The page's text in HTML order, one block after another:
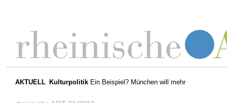
AKTUELL KulturpolitikEin Beispiel? München will mehr